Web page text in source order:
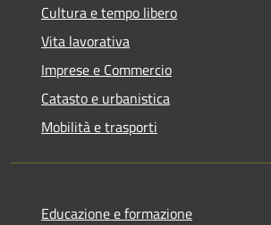
Cultura e tempo libero
Vita lavorativa
Imprese e Commercio
Catasto e urbanistica
Mobilità e trasporti
Educazione e formazione